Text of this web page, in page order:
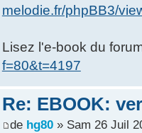
melodie.fr/phpBB3/
Lisez l'e-book du
f=80&t=4197
Re: EBOOK:
de hg80» Sam 26 Juil